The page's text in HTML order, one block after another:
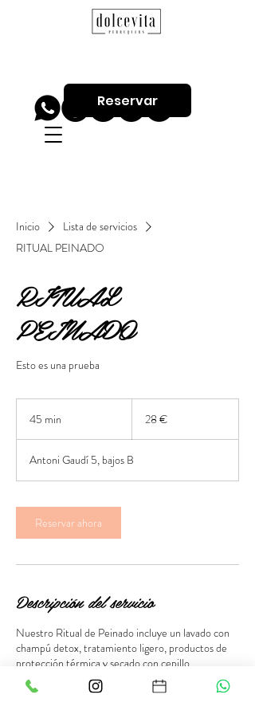
Reservar
Inicio
Lista de servicios
RITUAL PEINADO
RITUAL
PEINADO
Esto es una prueba
45 min
m
i
28 €
Antoni Gaudí 5, bajos B
Reservar ahora
Descripción del servicio
Nuestro Ritual de Peinado incluye un lavado con
champú detox, tratamiento ligero, productos de
protección térmica y secado con cepillo